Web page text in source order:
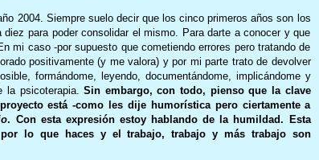
2004. Siempre suelo decir que los cinco primeros años son los
para poder consolidar el mismo. Para darte a conocer y que
mi caso -por supuesto que cometiendo errores pero tratando de
positivamente (y me valora) y por mi parte trato de devolver
formándome, leyendo, documentándome, implicándome y
la psicoterapia.Sin embargo, con todo, pienso que la clave
está -como les dije humorística pero ciertamente a
. Con esta expresión estoy hablando de la humildad. Esta
lo que haces y el trabajo, trabajo y más trabajo son